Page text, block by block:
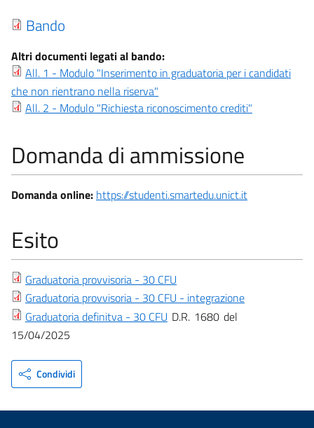
Bando
Altri documenti legati al bando:
All. 1 - Modulo "Inserimento in graduatoria per i candidati
che non rientrano nella riserva"
All. 2 - Modulo "Richiesta riconoscimento crediti"
Domanda di ammissione
Domanda online: https://studenti.smartedu.unict.it
Esito
Graduatoria provvisoria - 30 CFU
Graduatoria provvisoria - 30 CFU - integrazione
Graduatoria definitva - 30 CFU D.R. 1680
15/04/2025
Condividi